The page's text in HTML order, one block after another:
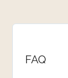
FAQ